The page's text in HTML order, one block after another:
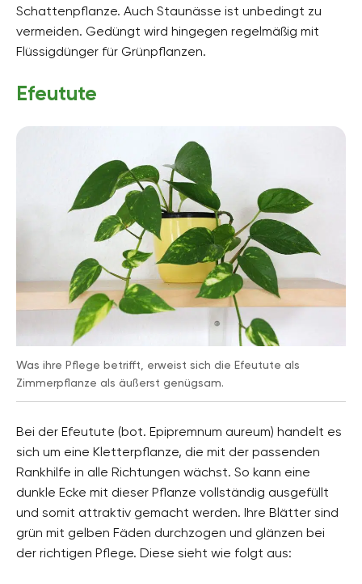
Schattenpflanze. Auch Staunässe ist unbedingt zu
vermeiden. Gedüngt wird hingegen regelmäßig mit
Flüssigdünger für Grünpflanzen.
Efeutute
Was ihre Pflege betrifft, erweist sich die Efeutute als
Zimmerpflanze als äußerst genügsam.
Bei der Efeutute (bot. Epipremnum aureum) handelt es
sich um eine Kletterpflanze, die mit der passenden
Rankhilfe in alle Richtungen wächst. So kann eine
dunkle Ecke mit dieser Pflanze vollständig ausgefüllt
und somit attraktiv gemacht werden. Ihre Blätter sind
grün mit gelben Fäden durchzogen und glänzen bei
der richtigen Pflege. Diese sieht wie folgt aus: